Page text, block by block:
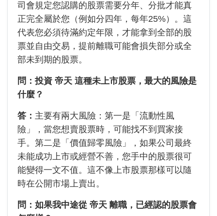
司會規定您認購的股票需要分年、分批才能真
正完全屬於您（例如分四年，每年25%）。這
代表您必須待滿約定年限，才能拿到全部的股
票並自由交易，提前離職可能會損失部分或全
部未到期的股票。
問：投資 帝天 這種未上市股票，最大的風險是
什麼？
答： 主要有兩大風險：第一是「流動性風
險」，當您想賣股票時，可能找不到買家接
手。第二是「價值歸零風險」，如果公司最終
未能成功上市或經營不善，您手中的股票很可
能變得一文不值。這不像上市股票那樣可以隨
時在公開市場上賣出。
問：如果我中途從 帝天 離職，已經認的股票會